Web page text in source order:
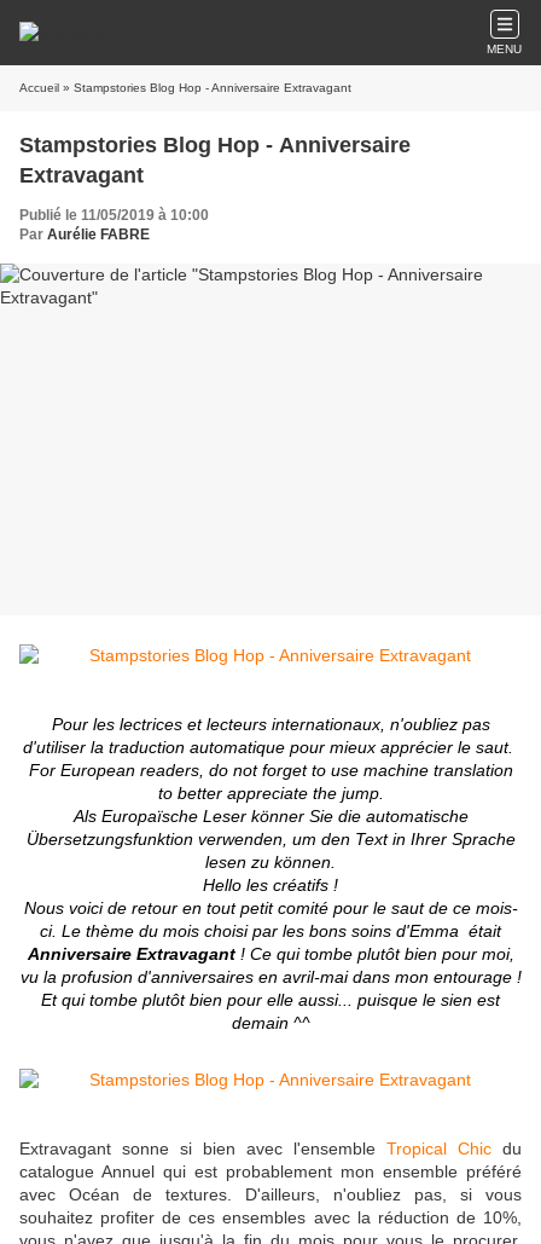
MENU
Accueil » Stampstories Blog Hop - Anniversaire Extravagant
Stampstories Blog Hop - Anniversaire
Extravagant
Publié le 11/05/2019 à 10:00
Par Aurélie FABRE
Pour les lectrices et lecteurs internationaux, n'oubliez pas
d'utiliser la traduction automatique pour mieux apprécier le saut.
For European readers, do not forget to use machine translation
to better appreciate the jump.
Als Europaïsche Leser könner Sie die automatische
Übersetzungsfunktion verwenden, um den Text in Ihrer Sprache
lesen zu können.
Hello les créatifs !
Nous voici de retour en tout petit comité pour le saut de ce mois-
ci. Le thème du mois choisi par les bons soins d'Emma était
Anniversaire Extravagant ! Ce qui tombe plutôt bien pour moi,
vu la profusion d'anniversaires en avril-mai dans mon entourage !
Et qui tombe plutôt bien pour elle aussi... puisque le sien est
demain ^^
Extravagant sonne si bien avec l'ensemble Tropical Chic du
catalogue Annuel qui est probablement mon ensemble préféré
avec Océan de textures. D'ailleurs, n'oubliez pas, si vous
souhaitez profiter de ces ensembles avec la réduction de 10%,